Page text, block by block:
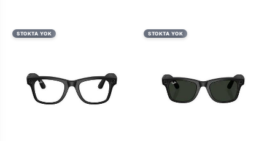
STOKTA YOK STOKTA YOK